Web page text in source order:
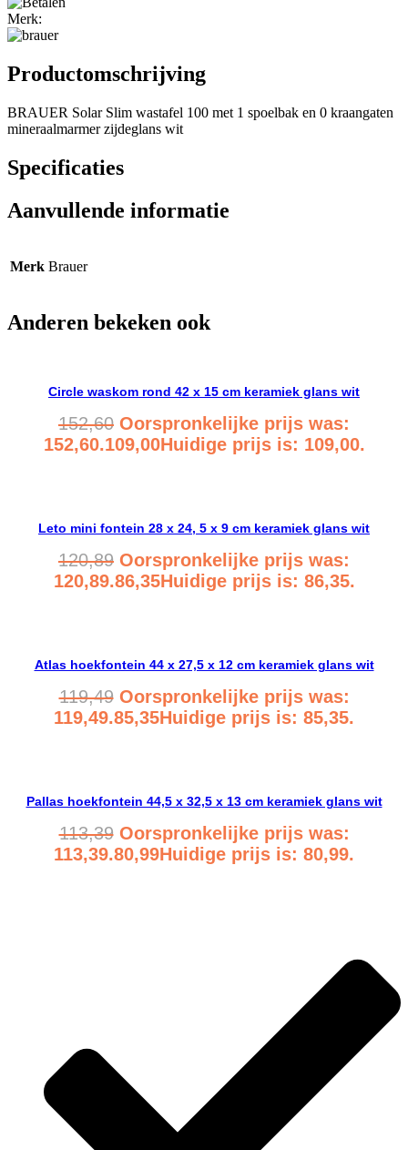
Merk:
Productomschrijving
BRAUER Solar Slim wastafel 100 met 1 spoelbak en 0 kraangaten
mineraalmarmer zijdeglans wit
Specificaties
Aanvullende informatie
Merk Brauer
Anderen bekeken ook
Circle waskom rond 42 x 15 cm keramiek glans wit
152,60 Oorspronkelijke prijs was:
152,60.109,00Huidige prijs is: 109,00.
Leto mini fontein 28 x 24, 5 x 9 cm keramiek glans wit
120,89 Oorspronkelijke prijs was:
120,89.86,35Huidige prijs is: 86,35.
Atlas hoekfontein 44 x 27,5 x 12 cm keramiek glans wit
119,49 Oorspronkelijke prijs was:
119,49.85,35Huidige prijs is: 85,35.
Pallas hoekfontein 44,5 x 32,5 x 13 cm keramiek glans wit
113,39 Oorspronkelijke prijs was:
113,39.80,99Huidige prijs is: 80,99.